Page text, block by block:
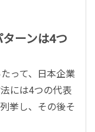
ーンは4つ
って、日本企業
には4つの代表
挙し、その後そ